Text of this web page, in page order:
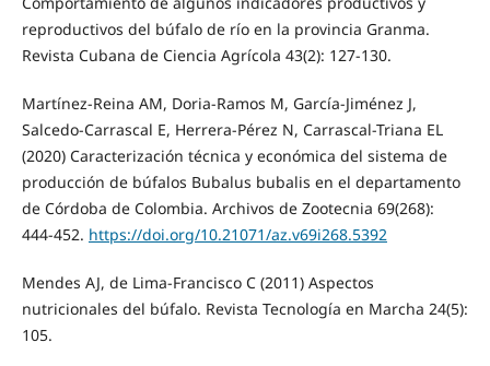
reproductivos del búfalo de río en la provincia Granma.
Revista Cubana de Ciencia Agrícola 43(2): 127-130.
Martínez-Reina AM, Doria-Ramos M, García-Jiménez J,
Salcedo-Carrascal E, Herrera-Pérez N, Carrascal-Triana EL
(2020) Caracterización técnica y económica del sistema de
producción de búfalos Bubalus bubalis en el departamento
de Córdoba de Colombia. Archivos de Zootecnia 69(268):
444-452. https://doi.org/10.21071/az.v69i268.5392
Mendes AJ, de Lima-Francisco C (2011) Aspectos
nutricionales del búfalo. Revista Tecnología en Marcha 24(5):
105.